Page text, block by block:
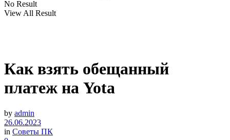
No Result
View All Result
Как взять обещанный
платеж на Yota
by admin
26.06.2023
in Советы ПК